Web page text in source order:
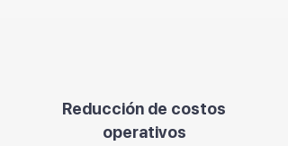
Reducción de costos
operativos